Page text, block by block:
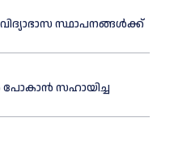
സ്ഥാപനങ്ങള്‍ക്ക്
സഹായിച്ച